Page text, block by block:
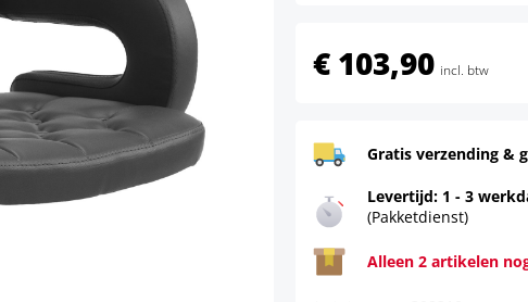
€ 103,90 incl. btw
Gratis verzending &
Levertijd: 1 - 3
(Pakketdienst)
Alleen 2 artikelen